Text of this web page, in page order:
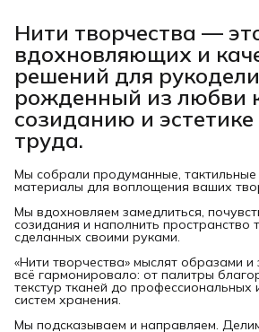
Нити творчества —
вдохновляющих и
решений для
рожденный из любви
созиданию и эстетике
труда.
Мы собрали продуманные,
материалы для воплощения ваших
Мы вдохновляем замедлиться,
созидания и наполнить пространство
сделанных своими руками.
«Нити творчества» мыслят образами и
всё гармонировало: от палитры
текстур тканей до профессиональных
систем хранения.
Мы подсказываем и направляем.